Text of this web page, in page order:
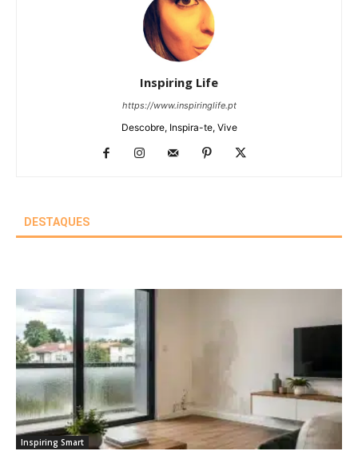
Inspiring Life
https://www.inspiringlife.pt
Descobre, Inspira-te, Vive
DESTAQUES
Inspiring Smart